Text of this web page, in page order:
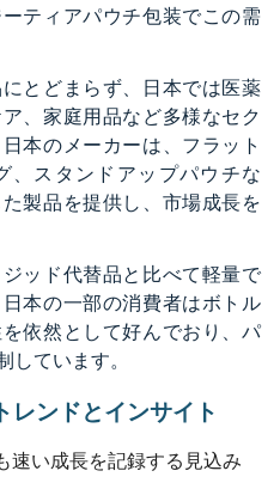
ティアパウチ包装でこの需
とどまらず、日本では医薬
、家庭用品など多様なセク
本のメーカーは、フラット
、スタンドアップパウチな
製品を提供し、市場成長を
ッド代替品と比べて軽量で
本の一部の消費者はボトル
依然として好んでおり、パ
しています。
レンドとインサイト
速い成長を記録する見込み